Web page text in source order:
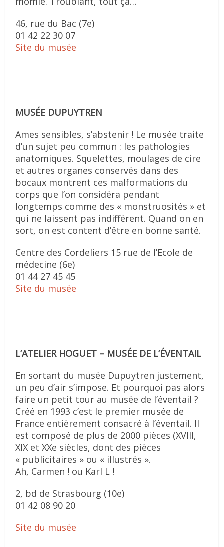
46, rue du Bac (7e)
01 42 22 30 07
Site du musée
MUSÉE DUPUYTREN
Ames sensibles, s’abstenir ! Le musée traite
d’un sujet peu commun : les pathologies
anatomiques. Squelettes, moulages de cire
et autres organes conservés dans des
bocaux montrent ces malformations du
corps que l’on considéra pendant
longtemps comme des « monstruosités » et
qui ne laissent pas indifférent. Quand on en
sort, on est content d’être en bonne santé.
Centre des Cordeliers 15 rue de l’Ecole de
médecine (6e)
01 44 27 45 45
Site du musée
L’ATELIER HOGUET – MUSÉE DE L’ÉVENTAIL
En sortant du musée Dupuytren justement,
un peu d’air s’impose. Et pourquoi pas alors
faire un petit tour au musée de l’éventail ?
Créé en 1993 c’est le premier musée de
France entièrement consacré à l’éventail. Il
est composé de plus de 2000 pièces (XVIII,
XIX et XXe siècles, dont des pièces
« publicitaires » ou « illustrés ».
Ah, Carmen ! ou Karl L !
2, bd de Strasbourg (10e)
01 42 08 90 20
Site du musée